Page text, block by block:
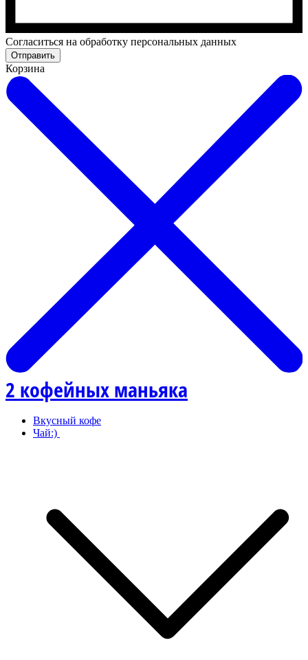
Cогласиться на обработку персональных данных
Отправить
Корзина
2 кофейных маньяка
Вкусный кофе
Чай:)